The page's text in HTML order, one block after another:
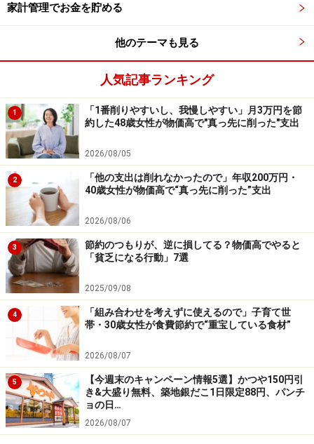
家計管理でお金を貯める
他のテーマも見る
人気記事ランキング
1
「1番削りやすいし、我慢しやすい」月3万円を節
約した48歳女性が物価高で"真っ先に削った"支出
2026/08/05
2
「他の支出は削れなかったので」年収200万円・
40歳女性が物価高で“真っ先に削った”支出
2026/08/06
3
節約のつもりが、逆に損してる？物価高でやると
「貧乏になる行動」7選
2025/09/08
4
「組み合わせを考えずに使えるので」子育て世
帯・30歳女性が食費節約で“重宝している食材”
2026/08/07
5
【今週末のキャンペーン情報5選】かつや150円引
き&大盛り無料、築地銀だこ1日限定88円、パンチ
ョの日…
2026/08/07